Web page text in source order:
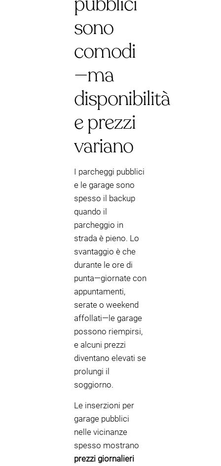
sono
comodi
—ma
disponibilità
e prezzi
variano
I parcheggi pubblici
e le garage sono
spesso il backup
quando il
parcheggio in
strada è pieno. Lo
svantaggio è che
durante le ore di
punta—giornate con
appuntamenti,
serate o weekend
affollati—le garage
possono riempirsi,
e alcuni prezzi
diventano elevati se
prolungi il
soggiorno.
Le inserzioni per
garage pubblici
nelle vicinanze
spesso mostrano
prezzi giornalieri